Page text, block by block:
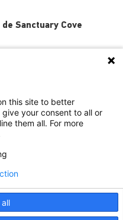
Sanctuary Cove
de Hutchwilco 2026
à jour
this site to better
your consent to all or
them all. For more